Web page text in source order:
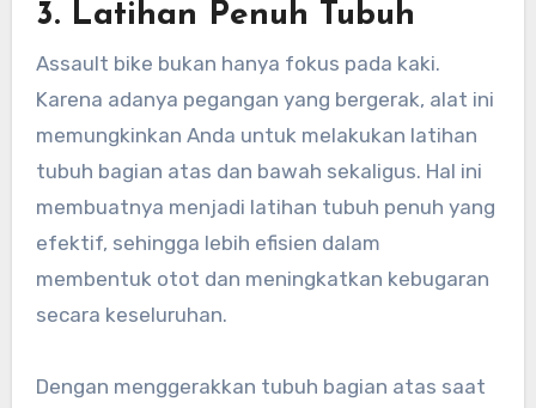
3. Latihan Penuh Tubuh
Assault bike bukan hanya fokus pada kaki.
Karena adanya pegangan yang bergerak, alat ini
memungkinkan Anda untuk melakukan latihan
tubuh bagian atas dan bawah sekaligus. Hal ini
membuatnya menjadi latihan tubuh penuh yang
efektif, sehingga lebih efisien dalam
membentuk otot dan meningkatkan kebugaran
secara keseluruhan.
Dengan menggerakkan tubuh bagian atas saat